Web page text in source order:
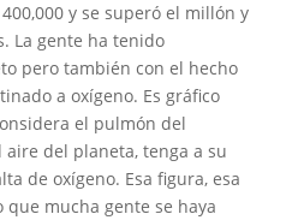
y se superó el millón y
La gente ha tenido
pero también con el hecho
a oxígeno. Es gráfico
el pulmón del
del planeta, tenga a su
de oxígeno. Esa figura, esa
mucha gente se haya